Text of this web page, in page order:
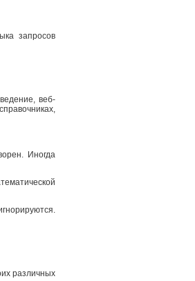
запросов
веб-
Иногда
различных